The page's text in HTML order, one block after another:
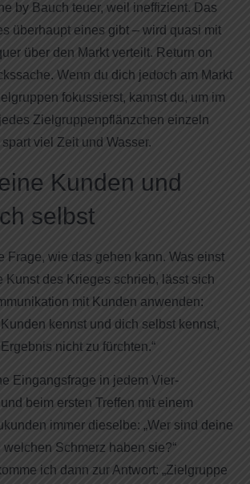
by Bauch teuer, weil ineffizient. Das
überhaupt eines gibt – wird quasi mit
über den Markt verteilt. Return on
Wenn du dich jedoch am Markt
fokussierst, kannst du, um im
Zielgruppenpflänzchen einzeln
viel Zeit und Wasser.
Kunden und
selbst
Frage, wie das gehen kann. Was einst
Kunst des Krieges schrieb, lässt sich
mit Kunden anwenden:
kennst und dich selbst kennst,
nicht zu fürchten.“
Eingangsfrage in jedem Vier-
beim ersten Treffen mit einem
immer dieselbe: „Wer sind deine
Schmerz haben sie?“
ich dann zur Antwort: „Zielgruppe